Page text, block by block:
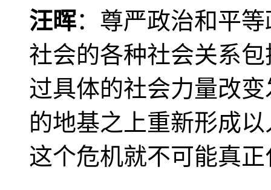
汪晖：尊严政治和平
社会的各种社会关系
过具体的社会力量改
的地基之上重新形成
这个危机就不可能真